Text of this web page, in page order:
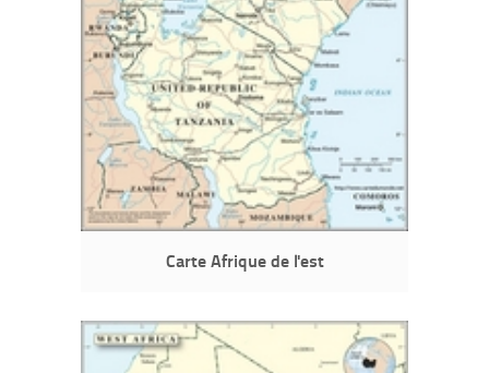
Carte Afrique de l'est